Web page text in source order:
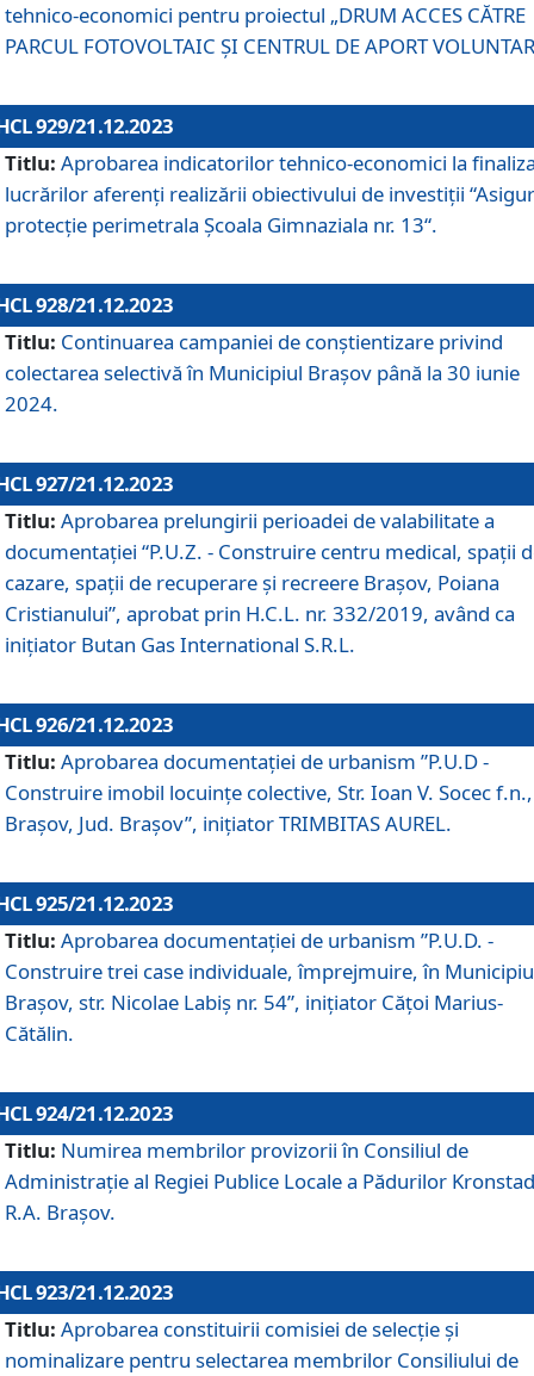
tehnico-economici pentru proiectul „DRUM ACCES CĂTRE
PARCUL FOTOVOLTAIC ȘI CENTRUL DE APORT
929/21.12.2023
Titlu: Aprobarea indicatorilor tehnico-economici la
lucrărilor aferenți realizării obiectivului de investiții
protecție perimetrala Școala Gimnaziala nr. 13“.
928/21.12.2023
Titlu: Continuarea campaniei de conștientizare privind
colectarea selectivă în Municipiul Braşov până la 30 iunie
2024.
927/21.12.2023
Titlu: Aprobarea prelungirii perioadei de valabilitate a
documentaţiei “P.U.Z. - Construire centru medical, spații
cazare, spații de recuperare și recreere Brașov, Poiana
Cristianului”, aprobat prin H.C.L. nr. 332/2019, având ca
inițiator Butan Gas International S.R.L.
926/21.12.2023
Titlu: Aprobarea documentaţiei de urbanism ”P.U.D -
Construire imobil locuințe colective, Str. Ioan V. Socec f.n.,
Brașov, Jud. Brașov”, inițiator TRIMBITAS AUREL.
925/21.12.2023
Titlu: Aprobarea documentaţiei de urbanism ”P.U.D. -
Construire trei case individuale, împrejmuire, în
Brașov, str. Nicolae Labiș nr. 54”, inițiator Cățoi Marius-
Cătălin.
924/21.12.2023
Titlu: Numirea membrilor provizorii în Consiliul de
Administraţie al Regiei Publice Locale a Pădurilor
R.A. Brașov.
923/21.12.2023
Titlu: Aprobarea constituirii comisiei de selecție și
nominalizare pentru selectarea membrilor Consiliului de